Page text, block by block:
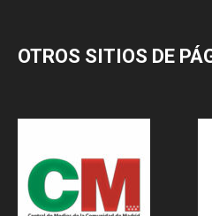
OTROS SITIOS DE